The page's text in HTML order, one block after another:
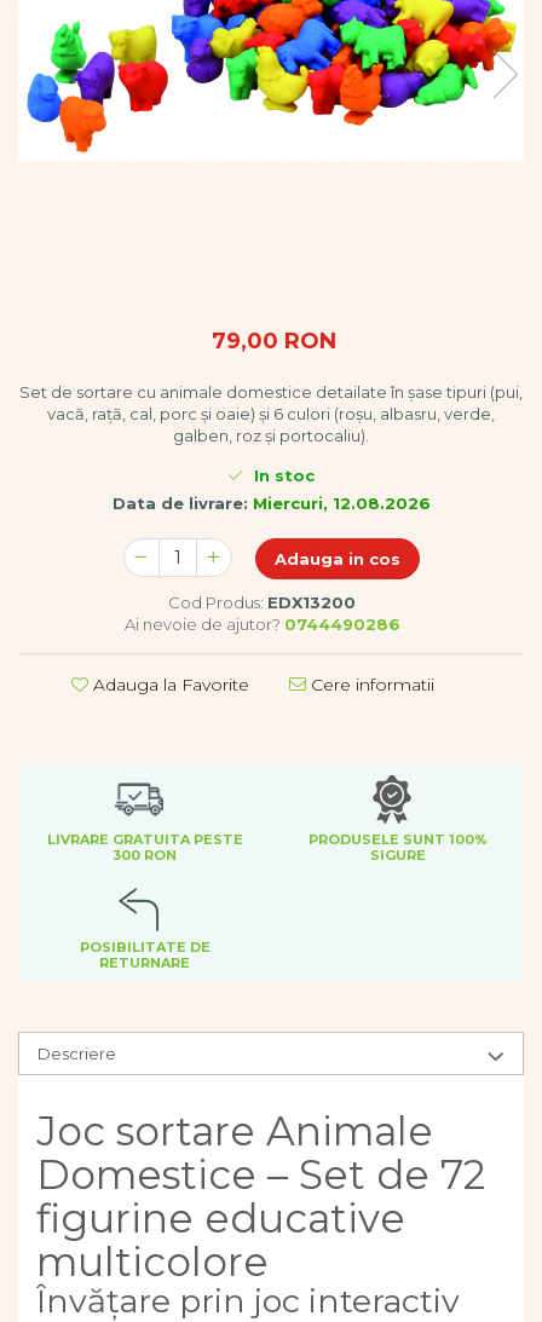
Biciclete si Triciclete
Biciclete
Accesorii
Biciclete VIKING
Biciclete Viking Challange
Echipamente camere senzoriale
Creativitate si indemanare
Dezvoltare cognitiva
Jucării de sortare
Dezvoltare proprioceptiva
Mingi terapeutice
Motricitate fina
Motricitate grosiera
Recunoasterea formelor
Trasee de motricitate
Diverse jucarii educative
Figurine
Mobilier gradinita
Montessori
Spații de joacă
Educatie inovativa
Anatomie
Comunicare
79,00 RON
Set de sortare cu animale domestice detailate în șase tipuri (pui,
vacă, rață, cal, porc și oaie) și 6 culori (roșu, albasru, verde,
galben, roz și portocaliu).
In stoc
Data de livrare: Miercuri, 12.08.2026
Adauga in cos
Cod Produs: EDX13200
Ai nevoie de ajutor? 0744490286
Adauga la Favorite Cere informatii
LIVRARE GRATUITA PESTE
300 RON
PRODUSELE SUNT 100%
SIGURE
POSIBILITATE DE
RETURNARE
Descriere
Joc sortare Animale
Domestice – Set de 72
figurine educative
multicolore
Învățare prin joc interactiv